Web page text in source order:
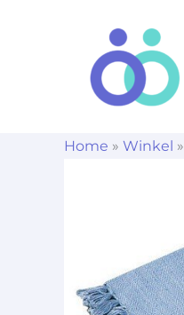
Home » Winkel »